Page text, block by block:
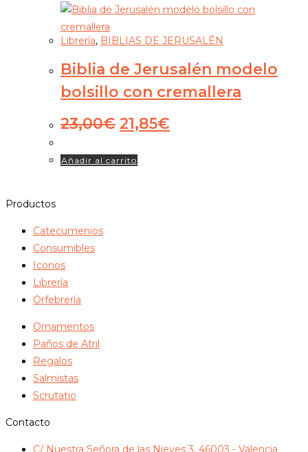
Librería, BIBLIAS DE JERUSALÉN
Biblia de Jerusalén modelo
bolsillo con cremallera
23,00€ El
precio
original
era:
21,85€
precio
Añadir al carrito
Productos
Catecumenios
Consumibles
Iconos
Librería
Orfebrería
Ornamentos
Paños de Atril
Regalos
Salmistas
Scrutatio
Contacto
C/ Nuestra Señora de las Nieves 3, 46003 - Valencia